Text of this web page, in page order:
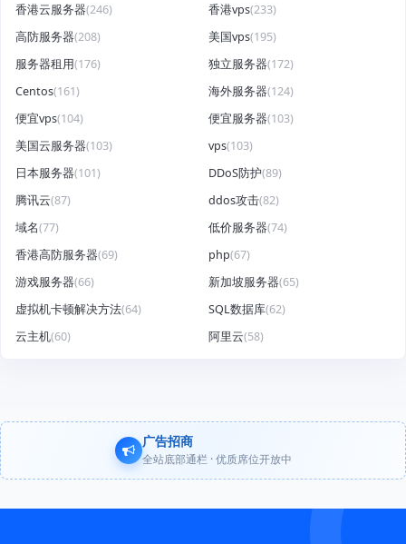
香港云服务器(246) 香港vps(233)
高防服务器(208) 美国vps(195)
服务器租用(176) 独立服务器(172)
Centos(161) 海外服务器(124)
便宜vps(104) 便宜服务器(103)
美国云服务器(103) vps(103)
日本服务器(101) DDoS防护(89)
腾讯云(87) ddos攻击(82)
域名(77) 低价服务器(74)
香港高防服务器(69) php(67)
游戏服务器(66) 新加坡服务器(65)
虚拟机卡顿解决方法(64) SQL数据库(62)
云主机(60) 阿里云(58)
广告招商
全站底部通栏 · 优质席位开放中